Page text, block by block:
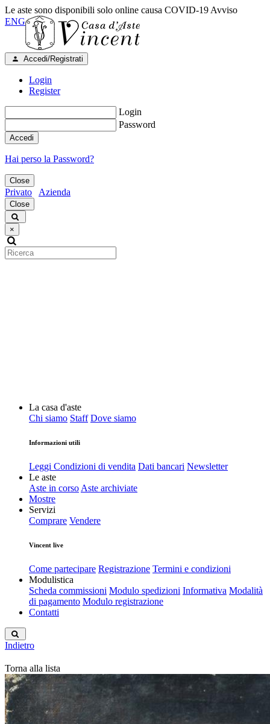
Le aste sono disponibili solo online causa COVID-19 Avviso
ENG
Accedi/Registrati
Login
Register
Login
Password
Accedi
Hai perso la Password?
Close
Privato Azienda
Close
×
La casa d'aste
Chi siamo Staff Dove siamo
Informazioni utili
Leggi Condizioni di vendita Dati bancari Newsletter
Le aste
Aste in corso Aste archiviate
Mostre
Servizi
Comprare Vendere
Vincent live
Come partecipare Registrazione Termini e condizioni
Modulistica
Scheda commissioni Modulo spedizioni Informativa Modalità
di pagamento Modulo registrazione
Contatti
Indietro
Torna alla lista